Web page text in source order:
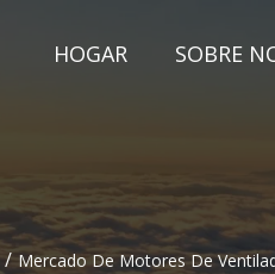
HOGAR SOBRE
/ Mercado De Motores De